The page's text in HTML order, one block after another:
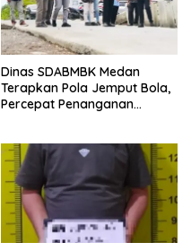
Dinas SDABMBK Medan
Terapkan Pola Jemput Bola,
Percepat Penanganan